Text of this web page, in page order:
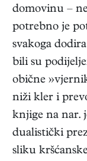
domovinu –
potrebno je
svakoga
bili su
obične
niži kler i
knjige na nar.
dualistički
sliku